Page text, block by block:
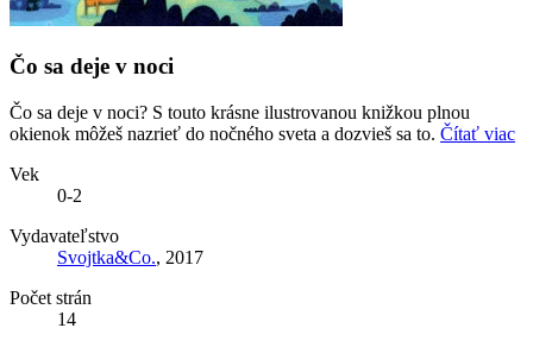
Čo sa deje v noci
Čo sa deje v noci? S touto krásne ilustrovanou knižkou plnou
okienok môžeš nazrieť do nočného sveta a dozvieš sa to. Čítať viac
Vek
0-2
Vydavateľstvo
Svojtka&Co., 2017
Počet strán
14